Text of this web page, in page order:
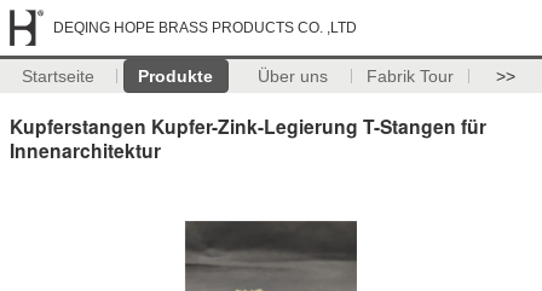
DEQING HOPE BRASS PRODUCTS CO. ,LTD
Startseite Produkte Über uns Fabrik Tour >>
Kupferstangen Kupfer-Zink-Legierung T-Stangen für
Innenarchitektur